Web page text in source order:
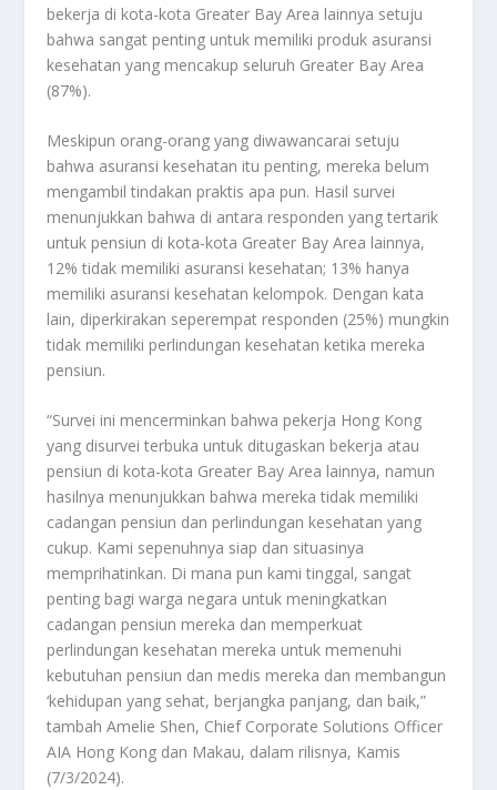
bekerja di kota-kota Greater Bay Area lainnya setuju
bahwa sangat penting untuk memiliki produk asuransi
kesehatan yang mencakup seluruh Greater Bay Area
(87%).
Meskipun orang-orang yang diwawancarai setuju
bahwa asuransi kesehatan itu penting, mereka belum
mengambil tindakan praktis apa pun. Hasil survei
menunjukkan bahwa di antara responden yang tertarik
untuk pensiun di kota-kota Greater Bay Area lainnya,
12% tidak memiliki asuransi kesehatan; 13% hanya
memiliki asuransi kesehatan kelompok. Dengan kata
lain, diperkirakan seperempat responden (25%) mungkin
tidak memiliki perlindungan kesehatan ketika mereka
pensiun.
“Survei ini mencerminkan bahwa pekerja Hong Kong
yang disurvei terbuka untuk ditugaskan bekerja atau
pensiun di kota-kota Greater Bay Area lainnya, namun
hasilnya menunjukkan bahwa mereka tidak memiliki
cadangan pensiun dan perlindungan kesehatan yang
cukup. Kami sepenuhnya siap dan situasinya
memprihatinkan. Di mana pun kami tinggal, sangat
penting bagi warga negara untuk meningkatkan
cadangan pensiun mereka dan memperkuat
perlindungan kesehatan mereka untuk memenuhi
kebutuhan pensiun dan medis mereka dan membangun
‘kehidupan yang sehat, berjangka panjang, dan baik,”
tambah Amelie Shen, Chief Corporate Solutions Officer
AIA Hong Kong dan Makau, dalam rilisnya, Kamis
(7/3/2024).